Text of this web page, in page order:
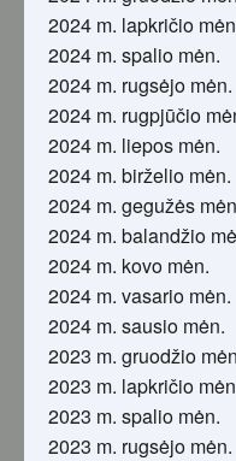
2024 m. lapkričio
2024 m. spalio mėn.
2024 m. rugsėjo mėn.
2024 m. rugpjūčio
2024 m. liepos mėn.
2024 m. birželio mėn.
2024 m. gegužės
2024 m. balandžio
2024 m. kovo mėn.
2024 m. vasario mėn.
2024 m. sausio mėn.
2023 m. gruodžio
2023 m. lapkričio
2023 m. spalio mėn.
2023 m. rugsėjo mėn.